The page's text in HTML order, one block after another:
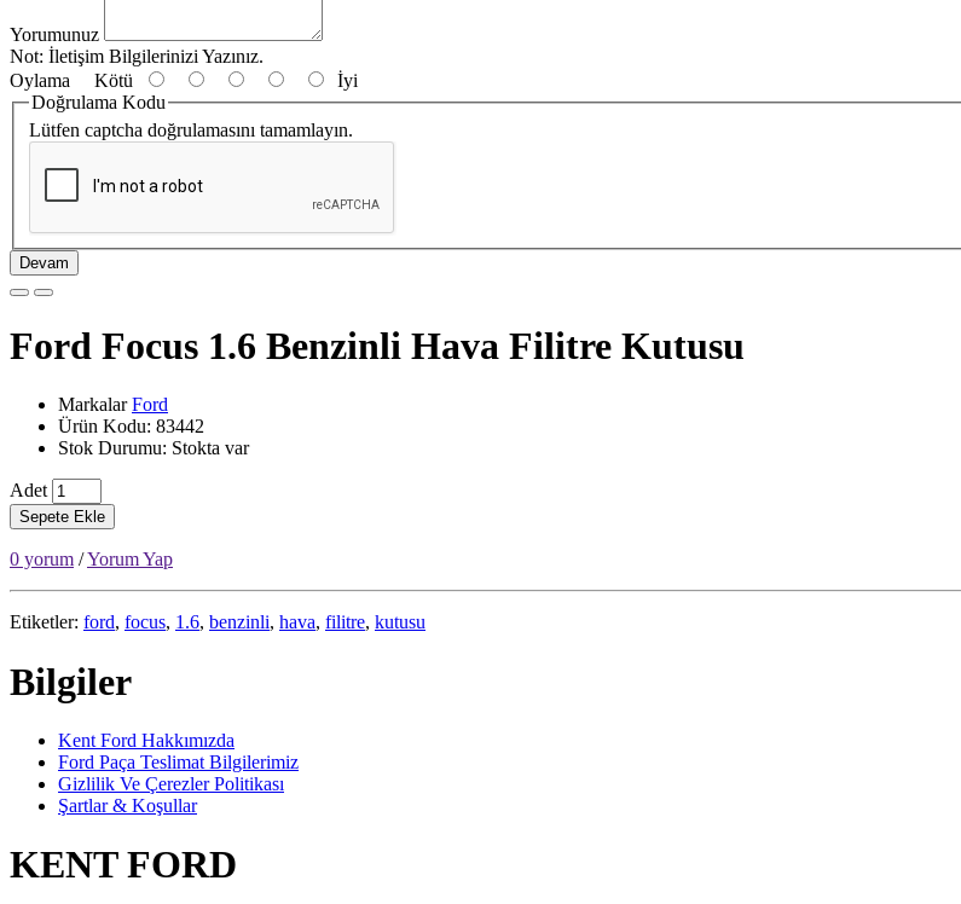
Yorumunuz
Not: İletişim Bilgilerinizi Yazınız.
Oylama Kötü
İyi
Doğrulama Kodu
Lütfen captcha doğrulamasını tamamlayın.
Devam
Ford Focus 1.6 Benzinli Hava Filitre Kutusu
MarkalarFord
Ürün Kodu: 83442
Stok Durumu: Stokta var
Adet
Sepete Ekle
0 yorum /Yorum Yap
Etiketler: ford, focus, 1.6, benzinli, hava, filitre, kutusu
Bilgiler
Kent Ford Hakkımızda
Ford Paça Teslimat Bilgilerimiz
Gizlilik Ve Çerezler Politikası
Şartlar & Koşullar
KENT FORD